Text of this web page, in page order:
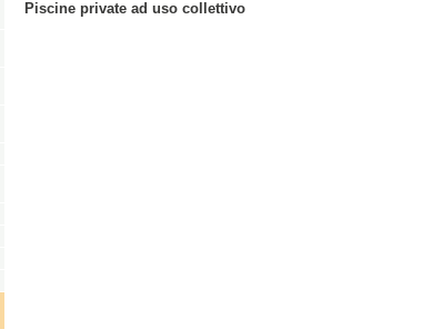
Piscine private ad uso collettivo